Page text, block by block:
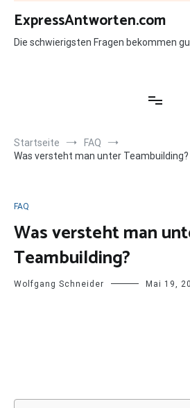
Zum
Inhalt
springen
ExpressAntworten.com
Die schwierigsten Fragen bekommen
Startseite
FAQ
Was versteht man unter Teambuilding?
FAQ
Was versteht man
Teambuilding?
Wolfgang Schneider Mai 19,